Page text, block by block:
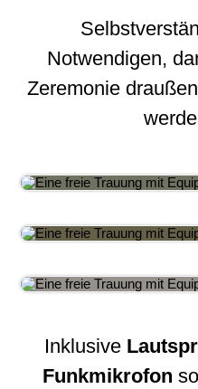
Notwendigen,
Zeremonie
Inklusive
Funkmikrofon